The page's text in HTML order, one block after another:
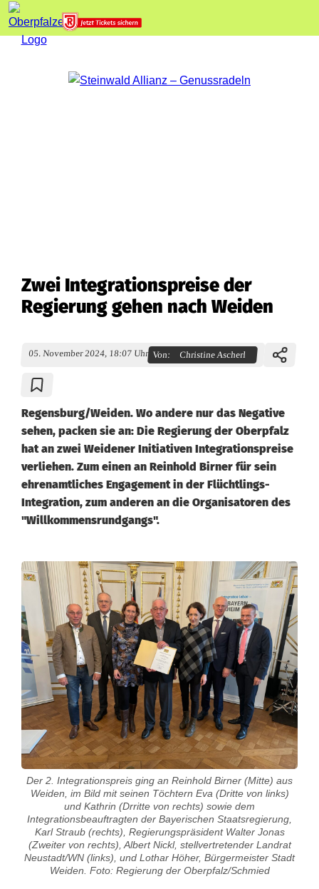
Zwei Integrationspreise der
Regierung gehen nach Weiden
05. November 2024, 18:07 Uhr Von: Christine Ascherl
Regensburg/Weiden. Wo andere nur das Negative
sehen, packen sie an: Die Regierung der Oberpfalz
hat an zwei Weidener Initiativen Integrationspreise
verliehen. Zum einen an Reinhold Birner für sein
ehrenamtliches Engagement in der Flüchtlings-
Integration, zum anderen an die Organisatoren des
"Willkommensrundgangs".
Z
w
e
i
n
t
e
a
Der 2. Integrationspreis ging an Reinhold Birner (Mitte) aus
Weiden, im Bild mit seinen Töchtern Eva (Dritte von links)
und Kathrin (Drritte von rechts) sowie dem
Integrationsbeauftragten der Bayerischen Staatsregierung,
Karl Straub (rechts), Regierungspräsident Walter Jonas
(Zweiter von rechts), Albert Nickl, stellvertretender Landrat
Neustadt/WN (links), und Lothar Höher, Bürgermeister Stadt
Weiden. Foto: Regierung der Oberpfalz/Schmied